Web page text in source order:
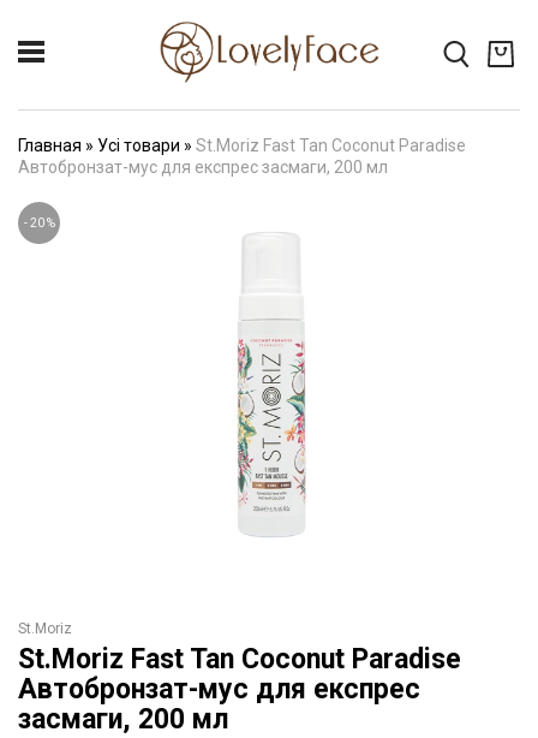
Главная » Усі товари » St.Moriz Fast Tan Coconut Paradise
Автобронзат-мус для експрес засмаги, 200 мл
-20%
St.Moriz
St.Moriz Fast Tan Coconut Paradise
Автобронзат-мус для експрес
засмаги, 200 мл